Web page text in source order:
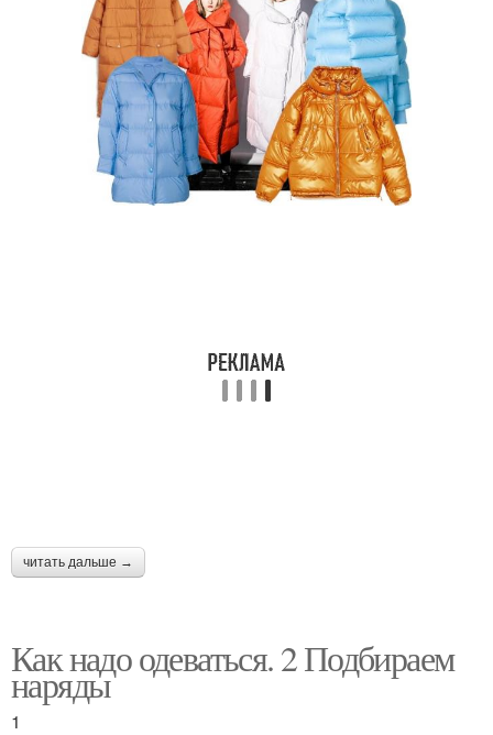
читать дальше →
Как надо одеваться. 2 Подбираем
наряды
1